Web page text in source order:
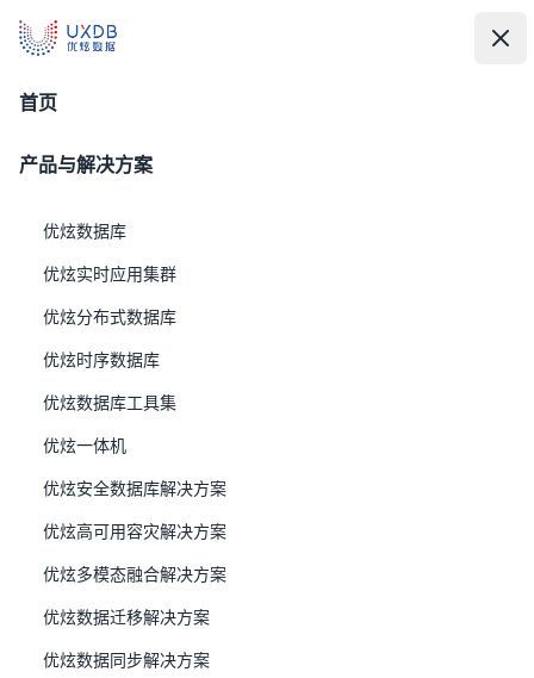
UXDB - 新一代全场景智能数据库
打
UXDB - 新一代全场景智能数据库
关
首页
产品与解决方案
优炫数据库
优炫实时应用集群
优炫分布式数据库
优炫时序数据库
优炫数据库工具集
优炫一体机
优炫安全数据库解决方案
优炫高可用容灾解决方案
优炫多模态融合解决方案
优炫数据迁移解决方案
优炫数据同步解决方案
读写分离
重庆银行：UXDB 读写分离集群支撑 IT 运维
发的内地上市城商行，资产总额超 4200 亿元，下设 141
家分支机构，员工逾 4000 人，网点覆盖重庆全市及成
型，IT 运维环境变得异常复杂：核心系统、信贷系统、二